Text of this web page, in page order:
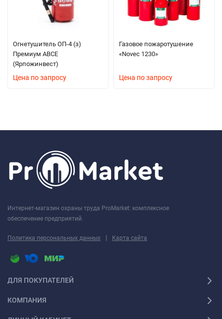
Огнетушитель ОП-4 (з)
Премиум АВСЕ
(Ярпожинвест)
Цена по запросу
Газовое пожаротушение
«Novec 1230»
Цена по запросу
Интернет-магазин охраны труда ProMarket: комплексное
обеспечение предприятий.
Политика персональных данных | Карта сайта
ДЛЯ ПОКУПАТЕЛЕЙ
КОМПАНИЯ